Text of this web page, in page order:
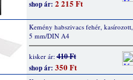
shop ár: 2 215 Ft
Kemény habszivacs fehér, kasírozott,
5 mm/DIN A4
kisker ár:410 Ft
shop ár: 350 Ft